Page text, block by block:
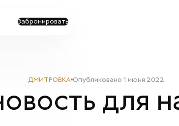
Забронировать
ДМИТРОВКА Опубликовано 1 июня 2022
для